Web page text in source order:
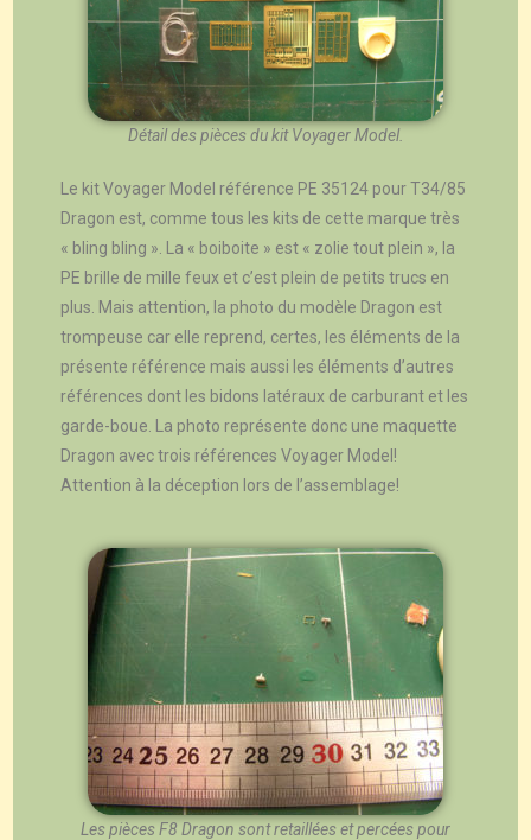
Détail des pièces du kit Voyager Model.
Le kit Voyager Model référence PE 35124 pour T34/85
Dragon est, comme tous les kits de cette marque très
« bling bling ». La « boiboite » est « zolie tout plein », la
PE brille de mille feux et c’est plein de petits trucs en
plus. Mais attention, la photo du modèle Dragon est
trompeuse car elle reprend, certes, les éléments de la
présente référence mais aussi les éléments d’autres
références dont les bidons latéraux de carburant et les
garde-boue. La photo représente donc une maquette
Dragon avec trois références Voyager Model!
Attention à la déception lors de l’assemblage!
Les pièces F8 Dragon sont retaillées et percées pour